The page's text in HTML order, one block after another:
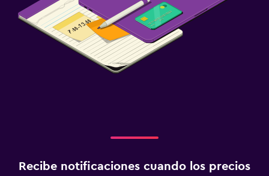
Recibe notificaciones cuando los precios